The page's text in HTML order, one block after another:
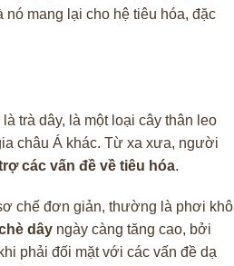
mang lại cho hệ tiêu hóa, đặc
trà dây, là một loại cây thân leo
châu Á khác. Từ xa xưa, người
các vấn đề về tiêu hóa.
chế đơn giản, thường là phơi khô
dây ngày càng tăng cao, bởi
phải đối mặt với các vấn đề dạ